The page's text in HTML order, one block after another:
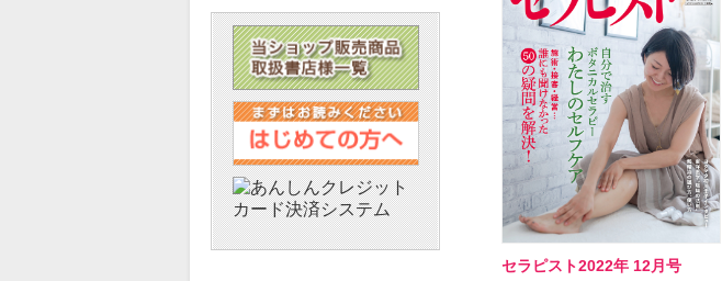
セラピスト2022年 12月号